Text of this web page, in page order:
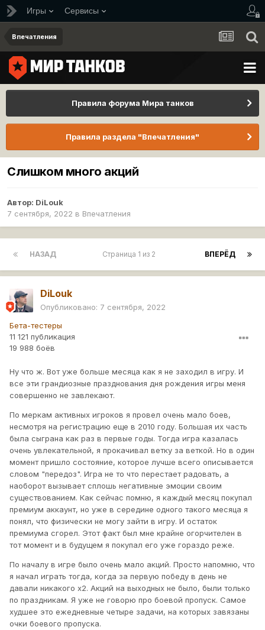
Игры Сервисы
Впечатления
Правила форума Мира танков
Правила раздела "Впечатления"
Слишком много акций
Автор: DiLouk
7 сентября, 2022 в Впечатления
НАЗАД ВПЕРЁД
Страница 1 из 2
DiLouk
Опубликовано: 7 сентября, 2022
Бета-тестеры
11 121 публикация
19 988 боёв
Ну что ж. Вот уже больше месяца как я не заходил в игру. И
все эти грандиозные празднования дня рождения игры меня
совершенно не завлекают.
По меркам активных игроков я провел очень мало боев,
несмотря на регистрацию еще в 2010 году. Большая их часть
была сыграна как раз в первые годы. Тогда игра казалась
очень увлекательной, я прокачивал ветку за веткой. Но в один
момент пришло состояние, которое лучше всего описывается
словом "передоз". Игра не то что перестает радовать, а
наоборот вызывает сплошь негативные эмоции своим
существованием. Как сейчас помню, я каждый месяц покупал
премиум аккаунт, но уже в середине одного такого месяца я
понял, что физически не могу зайти в игру. И остаток
премиума сгорел. Этот факт был мне крайне огорчителен в
тот момент и в будущем я покупал его уже гораздо реже.
По началу в игре было очень мало акций. Просто напомню, что
я начал играть тогда, когда за первую победу в день не
давали никакого х2. Акций на выходных не было, были только
по праздникам. Я уже не говорю про боевой пропуск. Самое
худшее это ежедневные четыре задачи, на которых завязаны
очки боевого пропуска.